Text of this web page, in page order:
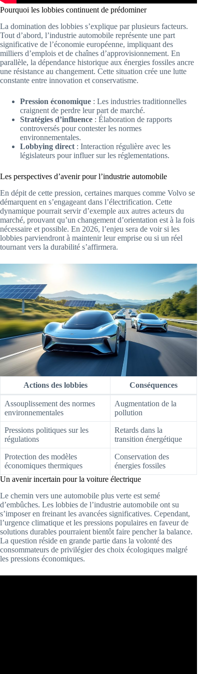
Pourquoi les lobbies continuent de prédominer
La domination des lobbies s’explique par plusieurs facteurs.
Tout d’abord, l’industrie automobile représente une part
significative de l’économie européenne, impliquant des
milliers d’emplois et de chaînes d’approvisionnement. En
parallèle, la dépendance historique aux énergies fossiles ancre
une résistance au changement. Cette situation crée une lutte
constante entre innovation et conservatisme.
Pression économique : Les industries traditionnelles
craignent de perdre leur part de marché.
Stratégies d’influence : Élaboration de rapports
controversés pour contester les normes
environnementales.
Lobbying direct : Interaction régulière avec les
législateurs pour influer sur les réglementations.
Les perspectives d’avenir pour l’industrie automobile
En dépit de cette pression, certaines marques comme Volvo se
démarquent en s’engageant dans l’électrification. Cette
dynamique pourrait servir d’exemple aux autres acteurs du
marché, prouvant qu’un changement d’orientation est à la fois
nécessaire et possible. En 2026, l’enjeu sera de voir si les
lobbies parviendront à maintenir leur emprise ou si un réel
tournant vers la durabilité s’affirmera.
Actions des lobbies Conséquences
Assouplissement des normes
environnementales
Augmentation de la
pollution
Pressions politiques sur les
régulations
Retards dans la
transition énergétique
Protection des modèles
économiques thermiques
Conservation des
énergies fossiles
Un avenir incertain pour la voiture électrique
Le chemin vers une automobile plus verte est semé
d’embûches. Les lobbies de l’industrie automobile ont su
s’imposer en freinant les avancées significatives. Cependant,
l’urgence climatique et les pressions populaires en faveur de
solutions durables pourraient bientôt faire pencher la balance.
La question réside en grande partie dans la volonté des
consommateurs de privilégier des choix écologiques malgré
les pressions économiques.